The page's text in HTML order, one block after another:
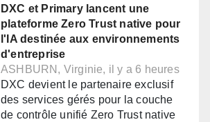
DXC et Primary lancent une
plateforme Zero Trust native pour
l'IA destinée aux environnements
d'entreprise
ASHBURN, Virginie, il y a 6 heures
DXC devient le partenaire exclusif
des services gérés pour la couche
de contrôle unifié Zero Trust native